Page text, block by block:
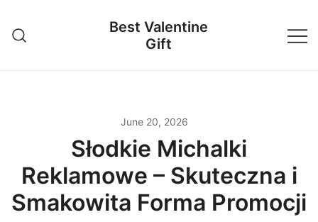
content
Best Valentine
Gift
June 20, 2026
Słodkie Michalki
Reklamowe – Skuteczna i
Smakowita Forma Promocji